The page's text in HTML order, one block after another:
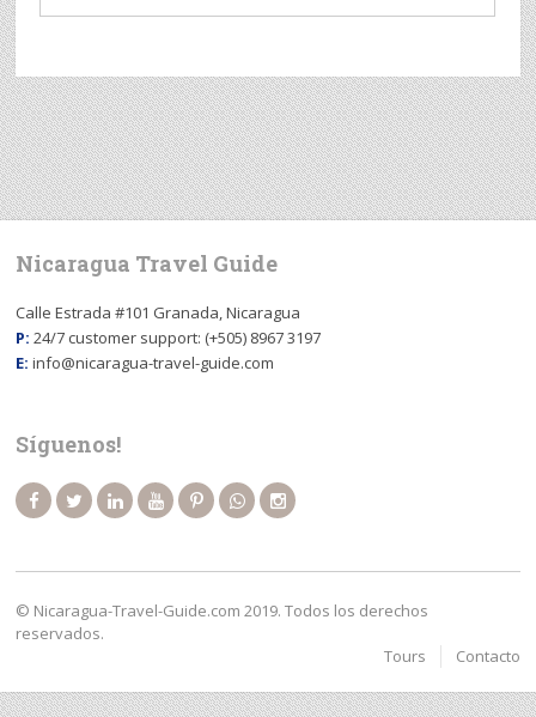
Nicaragua Travel Guide
Calle Estrada #101 Granada, Nicaragua
P: 24/7 customer support: (+505) 8967 3197
E: info@nicaragua-travel-guide.com
Síguenos!
© Nicaragua-Travel-Guide.com 2019. Todos los derechos
reservados.
Tours
Contacto